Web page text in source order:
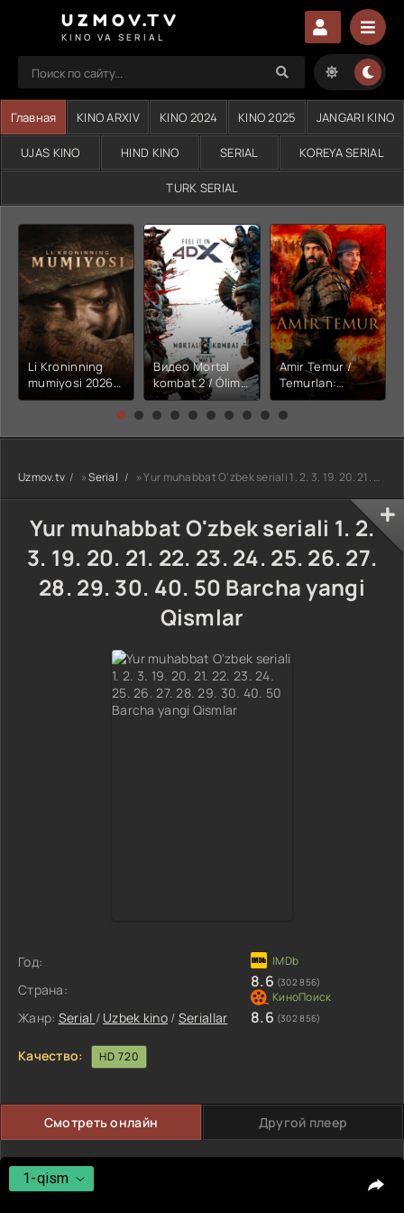
UZMOV.TV
KINO VA SERIAL
Главная KINO ARXIV KINO 2024 KINO 2025 JANGARI KINO
UJAS KINO HIND KINO SERIAL KOREYA SERIAL
TURK SERIAL
Li Kroninning
mumiyosi 2026
(uzbek tilida
kino) tarjima HD
Видео Mortal
kombat 2 / Ólim
jangi 2 (2026)
Uzbek tilida
Amir Temur /
Temurlan:
Fathchining
yuksalishi
tarjima kino Full
HD tas-ix
Uzmov.tv »Serial » Yur muhabbat O'zbek seriali 1. 2. 3. 19. 20. 21. 22. 23. 24. 25. 26. 27. 28. 29. 30. 40. 50 Barcha yangi Qismlar
Yur muhabbat O'zbek seriali 1. 2.
3. 19. 20. 21. 22. 23. 24. 25. 26. 27.
28. 29. 30. 40. 50 Barcha yangi
Qismlar
Год:
Страна:
Жанр: Serial / Uzbek kino / Seriallar
8.6 (302 856)
8.6 (302 856)
Качество: HD 720
Смотреть онлайн Другой плеер
1-qism